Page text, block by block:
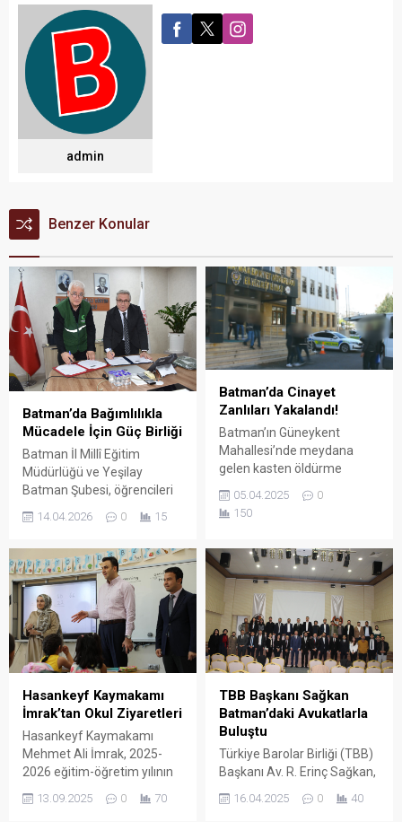
admin
Benzer Konular
Batman’da Bağımlılıkla
Mücadele İçin Güç Birliği
Batman İl Millî Eğitim
Müdürlüğü ve Yeşilay
Batman Şubesi, öğrencileri
korumak amacıyla geniş
protokolüne imza attı.
14.04.2026 0 15
Batman’da Cinayet
Zanlıları Yakalandı!
Batman’ın Güneykent
Mahallesi’nde meydana
gelen kasten öldürme
olayında, C.T. isimli bir kişi
kesici aletle ağır şekilde
yaralandı.
05.04.2025
0
150
Hasankeyf Kaymakamı
İmrak’tan Okul Ziyaretleri
Hasankeyf Kaymakamı
Mehmet Ali İmrak, 2025-
2026 eğitim-öğretim yılının
okulları ziyaret etti.
13.09.2025 0 70
TBB Başkanı Sağkan
Batman’daki Avukatlarla
Buluştu
Türkiye Barolar Birliği (TBB)
Başkanı Av. R. Erinç Sağkan,
Küçük ve TBB Yönetim
16.04.2025 0 40